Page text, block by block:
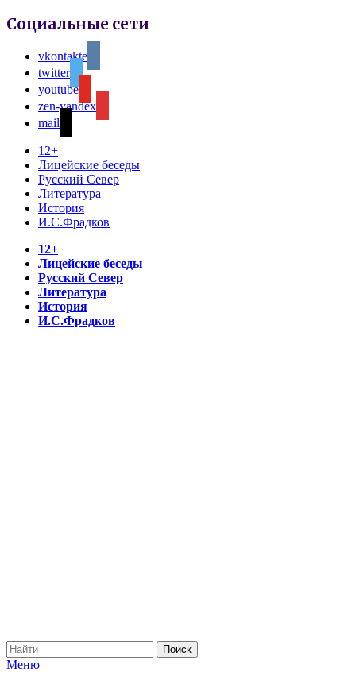
Социальные сети
vkontakte
twitter
youtube
zen-yandex
mail
12+
Лицейские беседы
Русский Север
Литература
История
И.С.Фрадков
12+
Лицейские беседы
Русский Север
Литература
История
И.С.Фрадков
Меню